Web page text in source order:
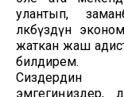
улантып,
өлкөбүздүн
жаткан жаш
билдирем.
Сиздердин
эмгегиңиздер,